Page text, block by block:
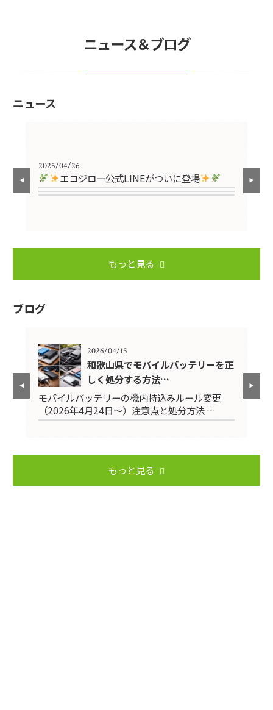
ニュース＆ブログ
ニュース
2025/04/26
エコジロー公式LINEがついに登場
もっと見る
ブログ
2026/04/15
和歌山県でモバイルバッテリーを正
しく処分する方法…
モバイルバッテリーの機内持込みルール変更
（2026年4月24日～）注意点と処分方法 …
もっと見る